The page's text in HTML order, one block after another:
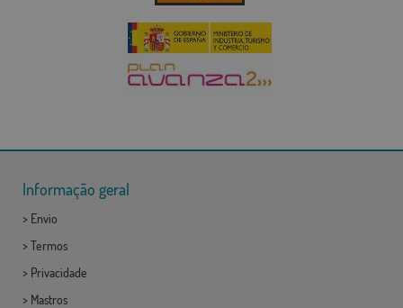
Informação geral
> Envio
> Termos
> Privacidade
> Mastros